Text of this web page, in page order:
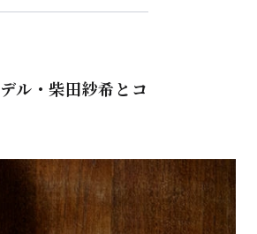
ル・柴田紗希とコ